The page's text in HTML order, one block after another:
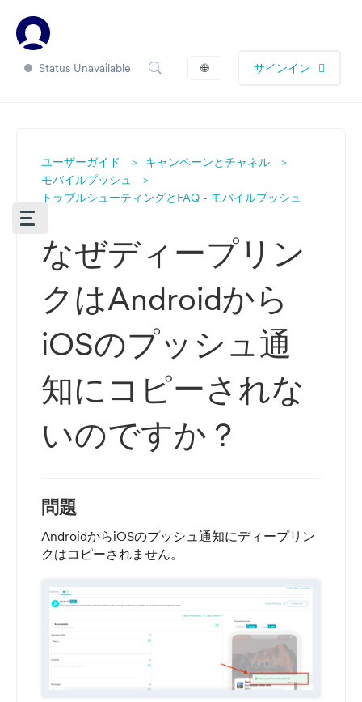
Status Unavailable 🌐 サインイン
ユーザーガイド
キャンペーンとチャネル
モバイルプッシュ
トラブルシューティングとFAQ - モバイルプッシュ
なぜディープリン
クはAndroidから
iOSのプッシュ通
知にコピーされな
いのですか？
問題
AndroidからiOSのプッシュ通知にディープリン
クはコピーされません。